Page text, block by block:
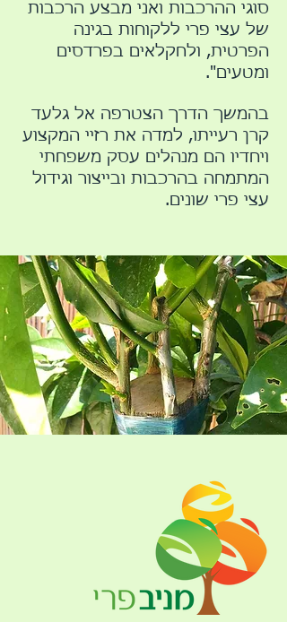
סוגי ההרכבות ואני מבצע הרכבות
של עצי פרי ללקוחות בגינה
הפרטית, ולחקלאים בפרדסים
ומטעים".
בהמשך הדרך הצטרפה אל גלעד
קרן רעייתו, למדה את רזיי המקצוע
ויחדיו הם מנהלים עסק משפחתי
המתמחה בהרכבות ובייצור וגידול
עצי פרי שונים.